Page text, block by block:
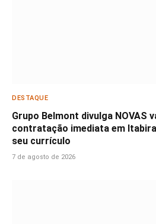
DESTAQUE
Grupo Belmont divulga NOVAS
contratação imediata em
seu currículo
7 de agosto de 2026